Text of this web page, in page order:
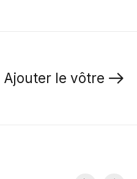
Ajouter le vôtre